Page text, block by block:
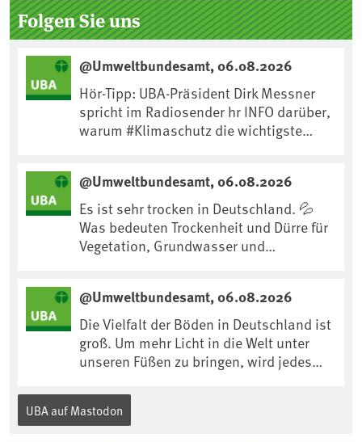
Folgen Sie uns
@Umweltbundesamt, 06.08.2026
Hör-Tipp: UBA-Präsident Dirk Messner
spricht im Radiosender hr INFO darüber,
warum #Klimaschutz die wichtigste
https://www.ardsounds.de/episode/urn
:ard:episode:0e7cf1c4b819c26d/
@Umweltbundesamt, 06.08.2026
Es ist sehr trocken in Deutschland. 💦
Was bedeuten Trockenheit und Dürre für
Vegetation, Grundwasser und
anpassen?🤔Antworten auf diese und
weitere Fragen auf unserer Webseite:
www.uba.de/trockenheit #Trockenheit
#Klimawandel
@Umweltbundesamt, 06.08.2026
Die Vielfalt der Böden in Deutschland ist
groß. Um mehr Licht in die Welt unter
unseren Füßen zu bringen, wird jedes
Internationalen Tag des Bodens, der
„Boden des Jahres“ vorgestellt. Das UBA
UBA auf Mastodon